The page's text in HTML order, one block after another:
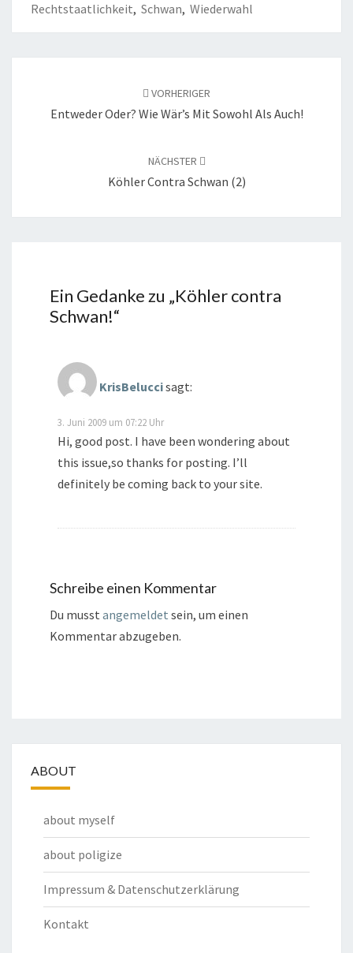
Rechtstaatlichkeit, Schwan, Wiederwahl
VORHERIGER
Entweder Oder? Wie Wär’s Mit Sowohl Als Auch!
NÄCHSTER
Köhler Contra Schwan (2)
Ein Gedanke zu „Köhler contra
Schwan!“
KrisBeluccisagt:
3. Juni 2009 um 07:22 Uhr
Hi, good post. I have been wondering about
this issue,so thanks for posting. I’ll
definitely be coming back to your site.
Schreibe einen Kommentar
Du musst angemeldet sein, um einen
Kommentar abzugeben.
ABOUT
about myself
about poligize
Impressum & Datenschutzerklärung
Kontakt